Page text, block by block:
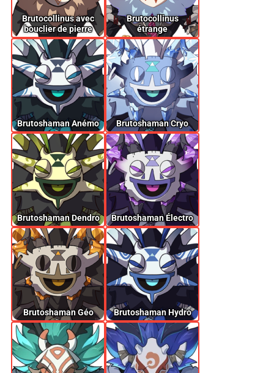
Brutocollinus avec
bouclier de pierre
Brutocollinus
étrange
Brutoshaman Anémo Brutoshaman Cryo
Brutoshaman Dendro Brutoshaman Électro
Brutoshaman Géo Brutoshaman Hydro